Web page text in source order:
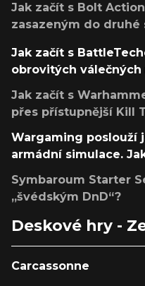
Jak začít s Bolt
zasazeným do druhé
Jak začít s
obrovitých válečných
Jak začít s
přes přístupnější Kill
Wargaming poslouží
armádní simulace.
Symbaroum Starter
„švédským DnD“?
Deskové hry -
Carcassonne